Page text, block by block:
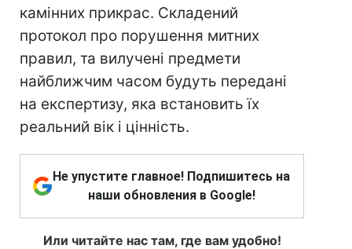
камінних прикрас. Складений
протокол про порушення митних
правил, та вилученi предмети
найближчим часом будуть передані
на експертизу, яка встановить їх
реальний вік і цінність.
Не упустите главное! Подпишитесь на
наши обновления в Google!
Или читайте нас там, где вам удобно!